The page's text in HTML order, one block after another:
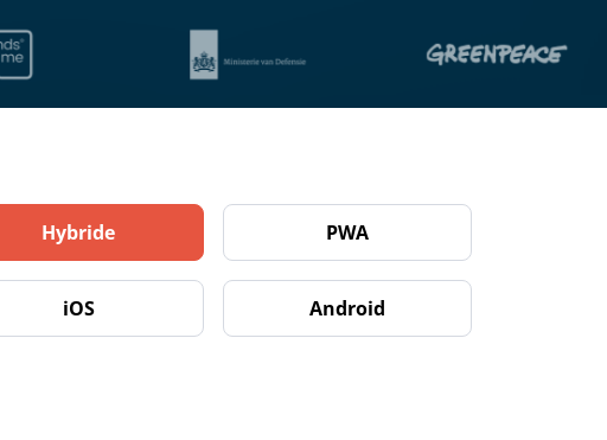
Hybride PWA
iOS Android